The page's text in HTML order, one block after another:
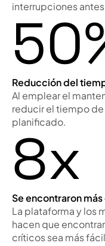
interrupciones
Reducción del
Al emplear el
reducir el tiempo
planificado.
8x
Se encontraron
La plataforma y los
hacen que
críticos sea más